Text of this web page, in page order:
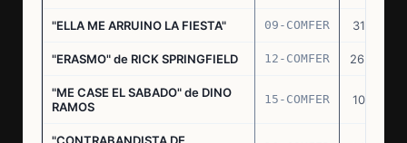
"ELLA ME ARRUINO LA FIESTA" 09-COMFER 31.07.74
"ERASMO" de RICK SPRINGFIELD 12-COMFER 26.09.74
"ME CASE EL SABADO" de DINO
RAMOS
15-COMFER 10.10.74